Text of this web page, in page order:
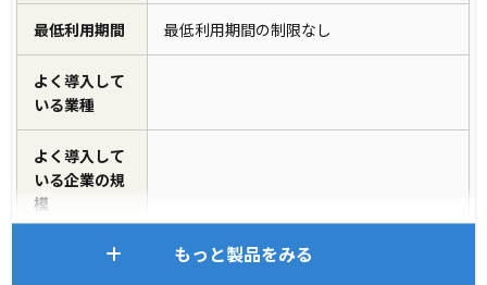
最低利用期間 最低利用期間の制限なし
よく導入して
いる業種
よく導入して
いる企業の規
模
もっと製品をみる